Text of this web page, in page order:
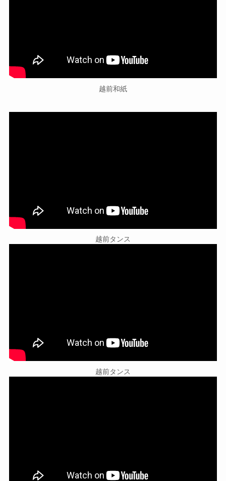
越前和紙
越前タンス
越前タンス